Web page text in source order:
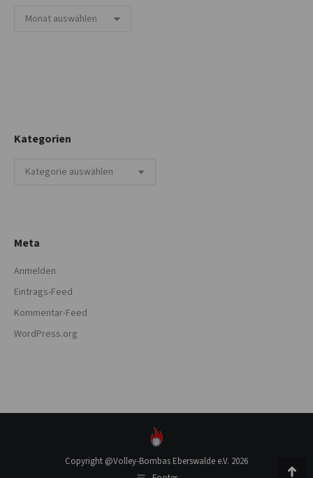
Archiv
Kategorien
Kategorien
Meta
Anmelden
Eintrags-Feed
Kommentar-Feed
WordPress.org
Copyright @Volley-Bombas Eberswalde e.V. 2026